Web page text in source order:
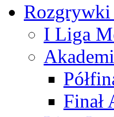
I Liga